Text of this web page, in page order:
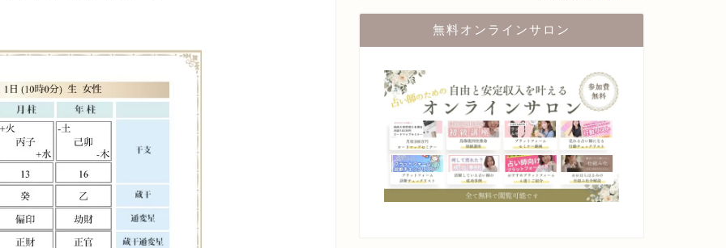
無料オンラインサロン